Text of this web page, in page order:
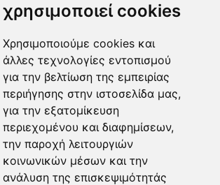
χρησιμοποιεί cookies
Χρησιμοποιούμε cookies και
άλλες τεχνολογίες εντοπισμού
για την βελτίωση της εμπειρίας
περιήγησης στην ιστοσελίδα μας,
για την εξατομίκευση
περιεχομένου και διαφημίσεων,
την παροχή λειτουργιών
κοινωνικών μέσων και την
ανάλυση της επισκεψιμότητάς
της Ελλάδας και της Ευρωπαϊκής